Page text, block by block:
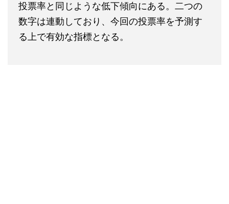
投票率と同じような低下傾向にある。二つの
数字は連動しており、今回の投票率を予測す
る上で有効な指標となる。